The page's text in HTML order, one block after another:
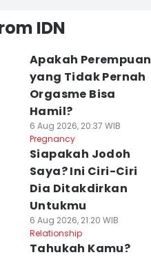
IDN
Apakah Perempuan
yang Tidak Pernah
Orgasme Bisa
Hamil?
6 Aug 2026, 20:37 WIB
Pregnancy
Siapakah Jodoh
Saya? Ini Ciri-Ciri
Dia Ditakdirkan
Untukmu
6 Aug 2026, 21:20 WIB
Relationship
Tahukah Kamu?